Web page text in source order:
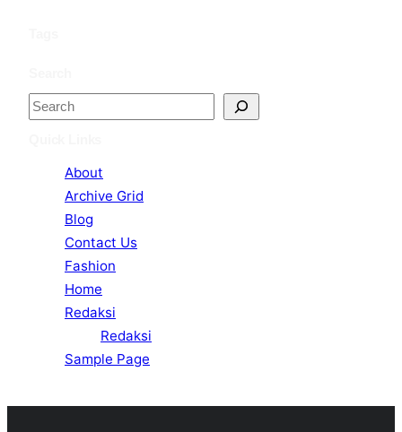
S
About
Archive Grid
Blog
Contact Us
Fashion
Home
Redaksi
Redaksi
Sample Page